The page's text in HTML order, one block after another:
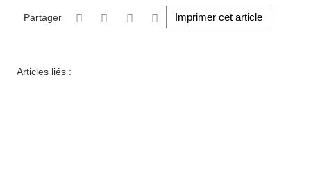
Partager Imprimer cet article
Articles liés :